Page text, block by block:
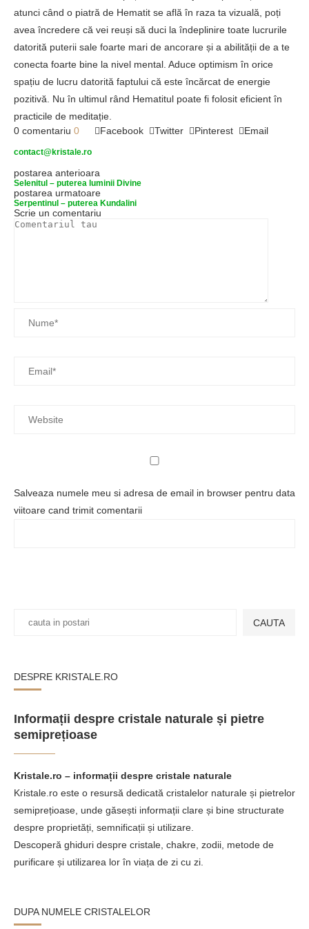
atunci când o piatră de Hematit se află în raza ta vizuală, poți
avea încredere că vei reuși să duci la îndeplinire toate lucrurile
datorită puterii sale foarte mari de ancorare și a abilității de a te
conecta foarte bine la nivel mental. Aduce optimism în orice
spațiu de lucru datorită faptului că este încărcat de energie
pozitivă. Nu în ultimul rând Hematitul poate fi folosit eficient în
practicile de meditație.
0 comentariu 0 Facebook Twitter Pinterest Email
contact@kristale.ro
postarea anterioara
Selenitul – puterea luminii Divine
postarea urmatoare
Serpentinul – puterea Kundalini
Scrie un comentariu
Salveaza numele meu si adresa de email in browser pentru data
viitoare cand trimit comentarii
CAUTA
DESPRE KRISTALE.RO
Informații despre cristale naturale și pietre
semiprețioase
Kristale.ro – informații despre cristale naturale
Kristale.ro este o resursă dedicată cristalelor naturale și pietrelor
semiprețioase, unde găsești informații clare și bine structurate
despre proprietăți, semnificații și utilizare.
Descoperă ghiduri despre cristale, chakre, zodii, metode de
purificare și utilizarea lor în viața de zi cu zi.
DUPA NUMELE CRISTALELOR